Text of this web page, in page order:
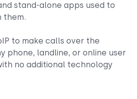
stand-alone apps used to
them.
to make calls over the
phone, landline, or online user
no additional technology